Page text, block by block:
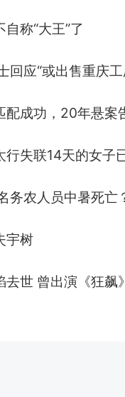
自称“大王”了
宇树
去世 曾出演《狂飙》